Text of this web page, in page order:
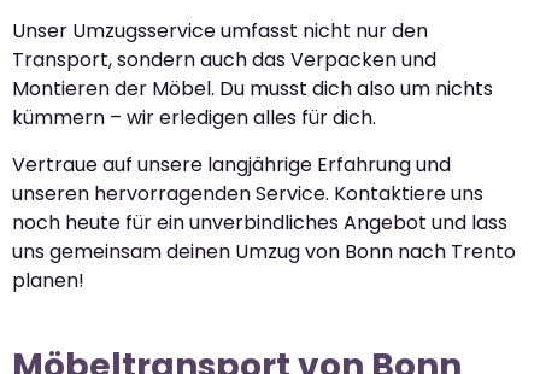
Unser Umzugsservice umfasst nicht nur den
Transport, sondern auch das Verpacken und
Montieren der Möbel. Du musst dich also um nichts
kümmern – wir erledigen alles für dich.
Vertraue auf unsere langjährige Erfahrung und
unseren hervorragenden Service. Kontaktiere uns
noch heute für ein unverbindliches Angebot und lass
uns gemeinsam deinen Umzug von Bonn nach Trento
planen!